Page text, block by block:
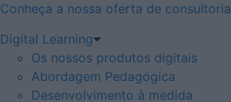
Conheça a nossa oferta de consultoria
Digital Learning
Os nossos produtos digitais
Abordagem Pedagógica
Desenvolvimento à medida